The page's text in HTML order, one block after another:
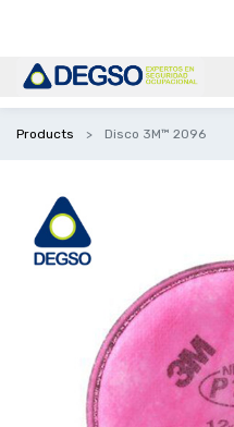
Products Disco 3M™ 2096